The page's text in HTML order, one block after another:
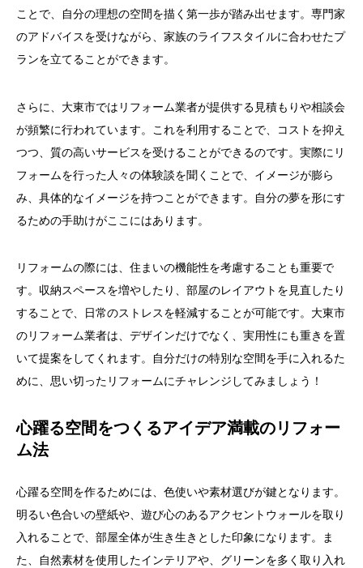
ことで、自分の理想の空間を描く第一歩が踏み出せます。専門家
のアドバイスを受けながら、家族のライフスタイルに合わせたプ
ランを立てることができます。
さらに、大東市ではリフォーム業者が提供する見積もりや相談会
が頻繁に行われています。これを利用することで、コストを抑え
つつ、質の高いサービスを受けることができるのです。実際にリ
フォームを行った人々の体験談を聞くことで、イメージが膨ら
み、具体的なイメージを持つことができます。自分の夢を形にす
るための手助けがここにはあります。
リフォームの際には、住まいの機能性を考慮することも重要で
す。収納スペースを増やしたり、部屋のレイアウトを見直したり
することで、日常のストレスを軽減することが可能です。大東市
のリフォーム業者は、デザインだけでなく、実用性にも重きを置
いて提案をしてくれます。自分だけの特別な空間を手に入れるた
めに、思い切ったリフォームにチャレンジしてみましょう！
心躍る空間をつくるアイデア満載のリフォー
ム法
心躍る空間を作るためには、色使いや素材選びが鍵となります。
明るい色合いの壁紙や、遊び心のあるアクセントウォールを取り
入れることで、部屋全体が生き生きとした印象になります。ま
た、自然素材を使用したインテリアや、グリーンを多く取り入れ